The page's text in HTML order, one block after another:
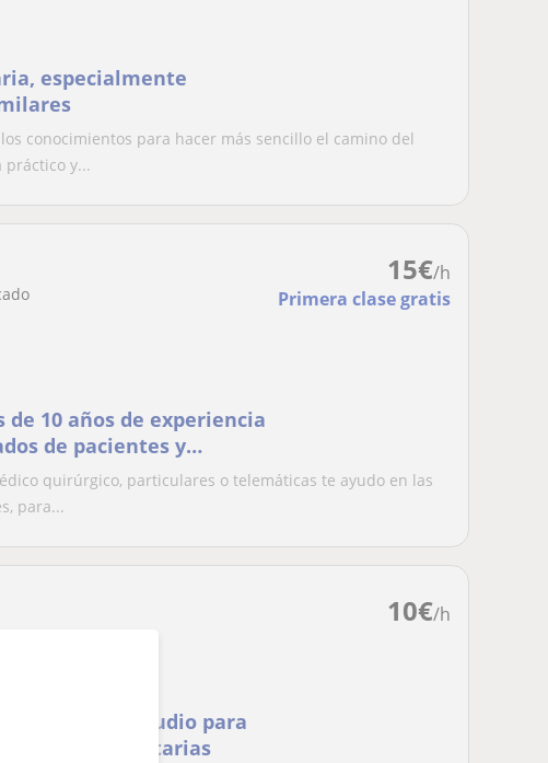
especialmente
conocimientos para hacer más sencillo el camino del
práctico y...
15€/h
Primera clase gratis
10 años de experiencia
de pacientes y
quirúrgico, particulares o telemáticas te ayudo en las
para...
10€/h
técnicas de estudio para
sanitarias